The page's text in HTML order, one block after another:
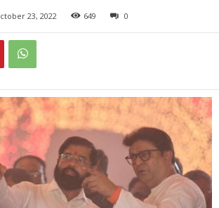
23, 2022 649 0